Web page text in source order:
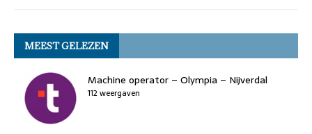
MEEST GELEZEN
Machine operator – Olympia – Nijverdal
112 weergaven